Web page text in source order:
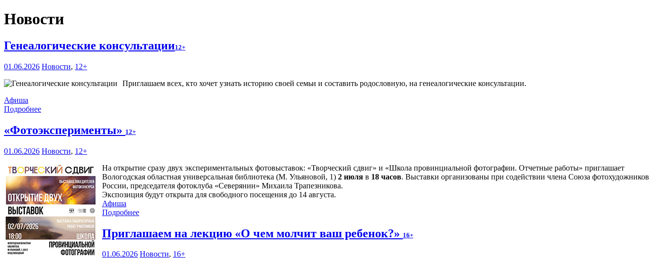
Новости
Генеалогические консультации12+
01.06.2026 Новости, 12+
Приглашаем всех, кто хочет узнать историю своей семьи и составить родословную, на генеалогические консультации.
Афиша
Подробнее
«Фотоэксперименты» 12+
01.06.2026 Новости, 12+
На открытие сразу двух экспериментальных фотовыставок: «Творческий сдвиг» и «Школа провинциальной фотографии. Отчетные работы» приглашает
Вологодская областная универсальная библиотека (М. Ульяновой, 1) 2 июля в 18 часов. Выставки организованы при содействии члена Союза фотохудожников
России, председателя фотоклуба «Северянин» Михаила Трапезникова.
Экспозиция будут открыта для свободного посещения до 14 августа.
Афиша
Подробнее
Приглашаем на лекцию «О чем молчит ваш ребенок?» 16+
01.06.2026 Новости, 16+